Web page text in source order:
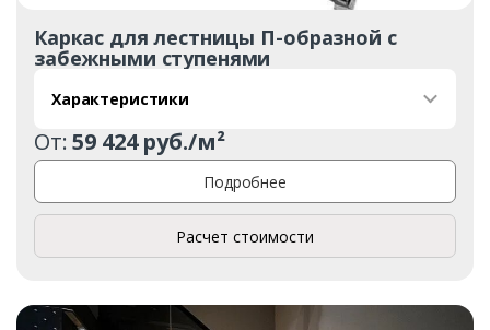
Каркас для лестницы П-образной с
забежными ступенями
Характеристики
От:59 424 руб./м²
Подробнее
Расчет стоимости